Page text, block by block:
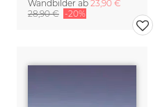
Wandbilder ab 23,90 €
28,90 € -20%